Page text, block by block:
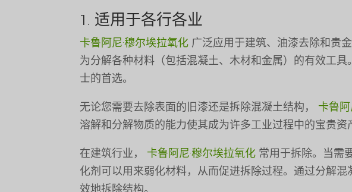
1. 适用于各行各业
卡鲁阿尼·穆尔埃拉氧化 广泛应用于建筑、油漆去除和贵
为分解各种材料（包括混凝土、木材和金属）的有效工
士的首选。
无论您需要去除表面的旧漆还是拆除混凝土结构， 卡鲁
溶解和分解物质的能力使其成为许多工业过程中的宝贵资
在建筑行业， 卡鲁阿尼·穆尔埃拉氧化 常用于拆除。当需
化剂可以用来弱化材料，从而促进拆除过程。通过分解
效地拆除结构。